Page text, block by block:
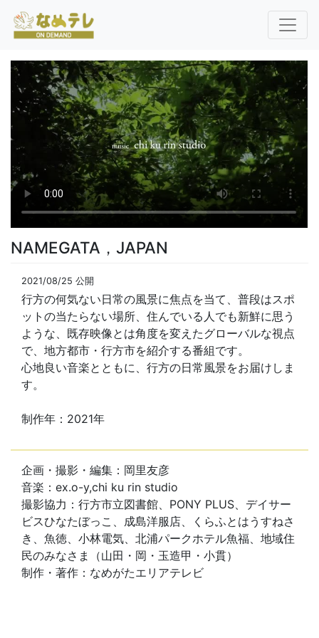
NAMEGATA，JAPAN
2021/08/25 公開
行方の何気ない日常の風景に焦点を当て、普段はスポ
ットの当たらない場所、住んでいる人でも新鮮に思う
ような、既存映像とは角度を変えたグローバルな視点
で、地方都市・行方市を紹介する番組です。
心地良い音楽とともに、行方の日常風景をお届けしま
す。
制作年：2021年
企画・撮影・編集：岡里友彦
音楽：ex.o-y,chi ku rin studio
撮影協力：行方市立図書館、PONY PLUS、デイサー
ビスひなたぼっこ、成島洋服店、くらふとはうすねさ
き、魚徳、小林電気、北浦パークホテル魚福、地域住
民のみなさま（山田・岡・玉造甲・小貫）
制作・著作：なめがたエリアテレビ